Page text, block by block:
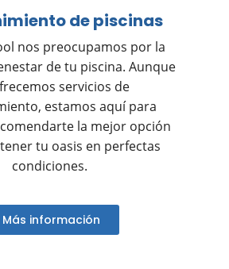
de piscinas
nos preocupamos por la
de tu piscina. Aunque
servicios de
estamos aquí para
la mejor opción
tu oasis en perfectas
condiciones.
Más información